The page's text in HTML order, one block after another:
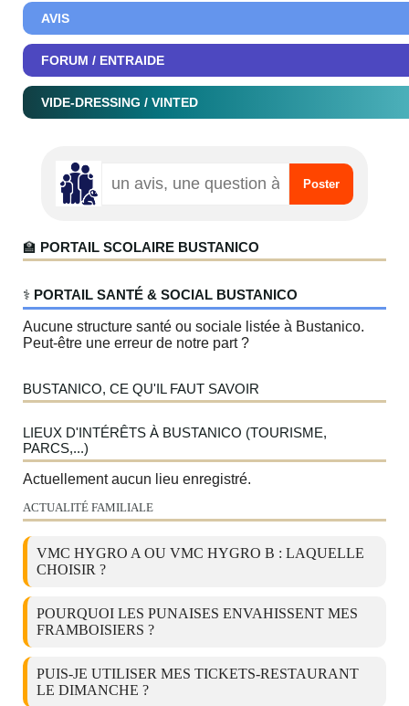
AVIS
FORUM / ENTRAIDE
VIDE-DRESSING / VINTED
🏫 PORTAIL SCOLAIRE BUSTANICO
‍⚕️ PORTAIL SANTÉ & SOCIAL BUSTANICO
Aucune structure santé ou sociale listée à Bustanico.
Peut-être une erreur de notre part ?
BUSTANICO, CE QU'IL FAUT SAVOIR
LIEUX D'INTÉRÊTS À BUSTANICO (TOURISME,
PARCS,...)
Actuellement aucun lieu enregistré.
ACTUALITÉ FAMILIALE
VMC HYGRO A OU VMC HYGRO B : LAQUELLE
CHOISIR ?
POURQUOI LES PUNAISES ENVAHISSENT MES
FRAMBOISIERS ?
PUIS-JE UTILISER MES TICKETS-RESTAURANT
LE DIMANCHE ?